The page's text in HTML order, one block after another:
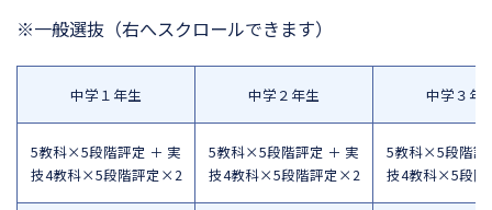
※一般選抜 （右へスクロールできます）
中学１年生
5教科×5段階評定 ＋ 実
技4教科×5段階評定×2
中学２年生
5教科×5段階評定 ＋ 実
技4教科×5段階評定×2
中学３年
5教科×5段階評
技4教科×5段